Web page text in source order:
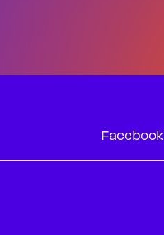
Devenir bénévole
Facebook